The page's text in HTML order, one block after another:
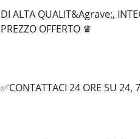
DI ALTA QUALIT&Agrave;,
PREZZO OFFERTO ♛
✅CONTATTACI 24 ORE SU 24,